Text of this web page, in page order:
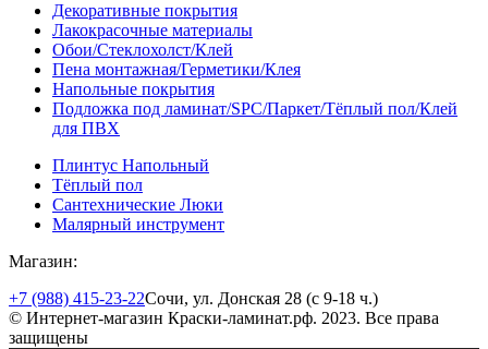
Декоративные покрытия
Лакокрасочные материалы
Обои/Стеклохолст/Клей
Пена монтажная/Герметики/Клея
Напольные покрытия
Подложка под ламинат/SPC/Паркет/Тёплый пол/Клей
для ПВХ
Плинтус Напольный
Тёплый пол
Сантехнические Люки
Малярный инструмент
Магазин:
+7 (988) 415-23-22Сочи, ул. Донская 28 (с 9-18 ч.)
© Интернет-магазин Краски-ламинат.рф. 2023. Все права
защищены